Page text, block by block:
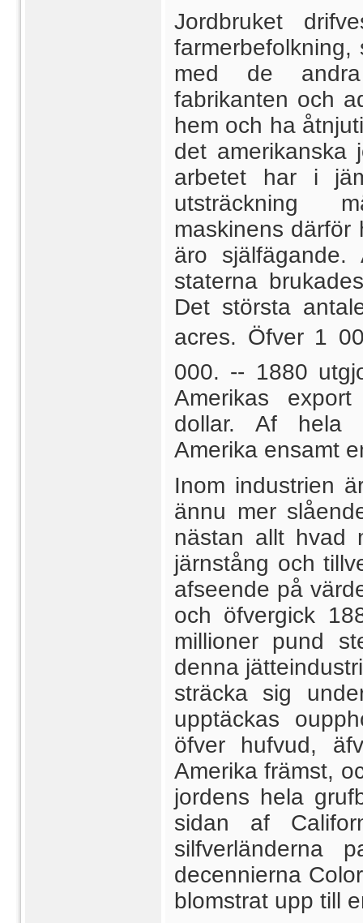
Jordbruket
farmerbefolkning,
med de andra
fabrikanten och
hem och ha
det amerikanska
arbetet har i
utsträckning
maskinens därför
äro
staterna
Det största
acres. Öfver 1
000. -- 1880
Amerikas
dollar. Af hela
Amerika ensamt
Inom industrien
ännu mer
nästan allt hvad
järnstång och
afseende på
och öfvergick
millioner pund
denna
sträcka sig
upptäckas
öfver hufvud,
Amerika främst,
jordens hela
sidan af
silfverländerna
decennierna
blomstrat upp till